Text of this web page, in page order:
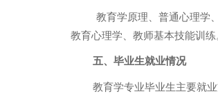
教育学原理、普通心理学
教育心理学、教师基本技能训练
五、毕业生就业情况
教育学专业毕业生主要就